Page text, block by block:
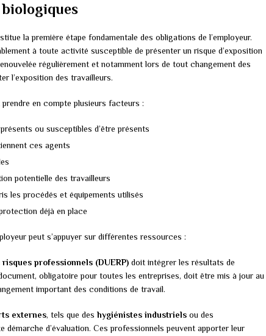
la première étape fondamentale des obligations de l’employeur.
à toute activité susceptible de présenter un risque d’exposition
régulièrement et notamment lors de tout changement des
l’exposition des travailleurs.
en compte plusieurs facteurs :
ou susceptibles d’être présents
ces agents
potentielle des travailleurs
les procédés et équipements utilisés
déjà en place
peut s’appuyer sur différentes ressources :
professionnels (DUERP) doit intégrer les résultats de
obligatoire pour toutes les entreprises, doit être mis à jour au
important des conditions de travail.
externes, tels que deshygiénistes industriels ou des
démarche d’évaluation. Ces professionnels peuvent apporter leur